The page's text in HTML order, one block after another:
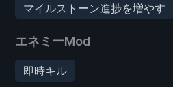
マイルストーン進捗を増やす
エネミーMod
即時キル